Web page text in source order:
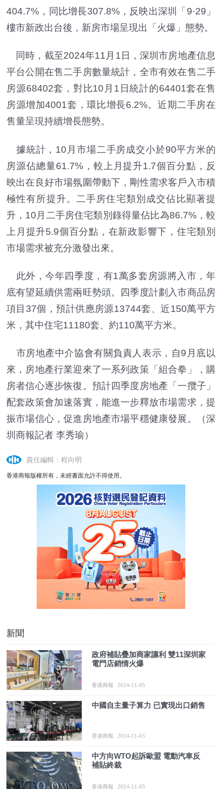
404.7%，同比增長307.8%，反映出深圳「9·29」
樓市新政出台後，新房市場呈現出「火爆」態勢。
同時，截至2024年11月1日，深圳市房地產信息
平台公開在售二手房數量統計，全市有效在售二手
房源68402套，對比10月1日統計的64401套在售
房源增加4001套，環比增長6.2%。近期二手房在
售量呈現持續增長態勢。
據統計，10月市場二手房成交小於90平方米的
房源佔總量61.7%，較上月提升1.7個百分點，反
映出在良好市場氛圍帶動下，剛性需求客戶入市積
極性有所提升。二手房住宅類別成交佔比顯著提
升，10月二手房住宅類別錄得量佔比為86.7%，較
上月提升5.9個百分點，在新政影響下，住宅類別
市場需求被充分激發出來。
此外，今年四季度，有1萬多套房源將入市，年
底有望延續供需兩旺勢頭。四季度計劃入市商品房
項目37個，預計供應房源13744套、近150萬平方
米，其中住宅11180套、約110萬平方米。
市房地產中介協會有關負責人表示，自9月底以
來，房地產行業迎來了一系列政策「組合拳」，購
房者信心逐步恢復。預計四季度房地產「一攬子」
配套政策會加速落實，能進一步釋放市場需求，提
振市場信心，促進房地產市場平穩健康發展。（深
圳商報記者 李秀瑜）
責任編輯：程向明
香港商報版權所有，未經書面允許不得使用。
新聞
政府補貼疊加商家讓利 雙11深圳家
電門店銷情火爆
香港商報 2024-11-05
中國自主量子算力 已實現出口銷售
香港商報 2024-11-05
中方向WTO起訴歐盟 電動汽車反
補貼終裁
香港商報 2024-11-05